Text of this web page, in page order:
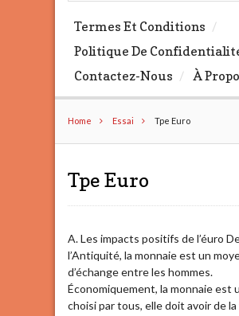
Termes Et Conditions
Politique De
Contactez-Nous
À
Home Essai Tpe Euro
Tpe Euro
A. Les impacts positifs de l’éuro
l’Antiquité, la monnaie est un
d’échange entre les hommes.
Économiquement, la monnaie est
choisi par tous, elle doit avoir de la